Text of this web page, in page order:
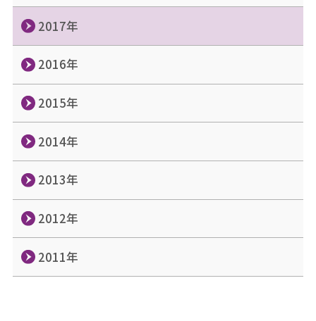
2017年
2016年
2015年
2014年
2013年
2012年
2011年